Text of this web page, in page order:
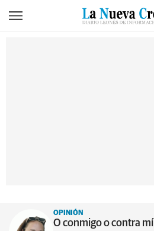
OPINIÓN
O conmigo o contra mí